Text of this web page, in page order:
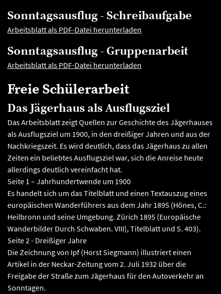
Sonntagsausflug - Schreibaufgabe
Arbeitsblatt als PDF-Datei herunterladen
Sonntagsausflug - Gruppenarbeit
Arbeitsblatt als PDF-Datei herunterladen
Freie Schülerarbeit
Das Jägerhaus als Ausflugsziel
Das Arbeitsblatt zeigt Quellen zur Geschichte des Jägerhauses
als Ausflugsziel um 1900, in den dreißiger Jahren und aus der
Nachkriegszeit. Es wird deutlich, dass das Jägerhaus zu allen
Zeiten ein beliebtes Ausflugsziel war, sich die Anreise heute
allerdings deutlich vereinfacht hat.
Seite 1 – Jahrhundertwende um 1900
Es handelt sich um das Titelblatt und einen Textauszug eines
europäischen Wanderführers aus dem Jahr 1895 (Hönes, C.:
Heilbronn und seine Umgebung. Zürich 1895 (Europäische
Wanderbilder Durch Schwaben. VIII), Titelblatt und S. 403).
Seite 2 - Dreißiger Jahre
Die Zeichnung von Ipf (Horst Siegmann) illustriert einen
Artikel in der Neckar-Zeitung vom 2. Juli 1932 über die
Freigabe der Straße zum Jägerhaus für den Autoverkehr an
Sonntagen.